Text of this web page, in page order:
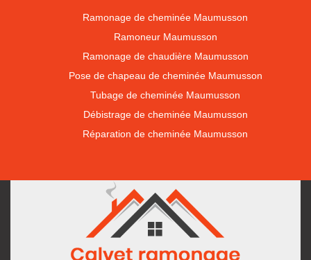
Ramonage de cheminée Maumusson
Ramoneur Maumusson
Ramonage de chaudière Maumusson
Pose de chapeau de cheminée Maumusson
Tubage de cheminée Maumusson
Débistrage de cheminée Maumusson
Réparation de cheminée Maumusson